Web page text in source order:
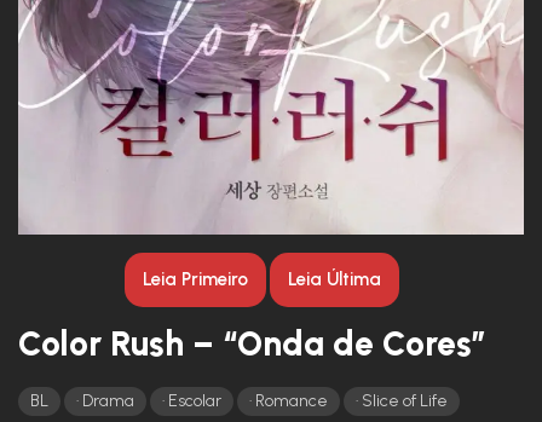
Leia Primeiro Leia Última
Color Rush – “Onda de Cores”
BL Drama Escolar Romance Slice of Life